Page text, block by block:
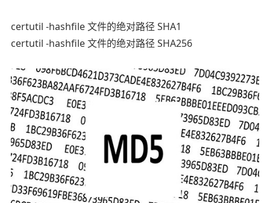
certutil -hashfile 文件的绝对路径 SHA1
certutil -hashfile 文件的绝对路径 SHA256